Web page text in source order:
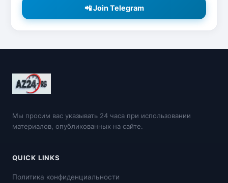
📲 Join Telegram
Мы просим вас указывать 24 часа при использовании
материалов, опубликованных на сайте.
QUICK LINKS
Политика конфиденциальности